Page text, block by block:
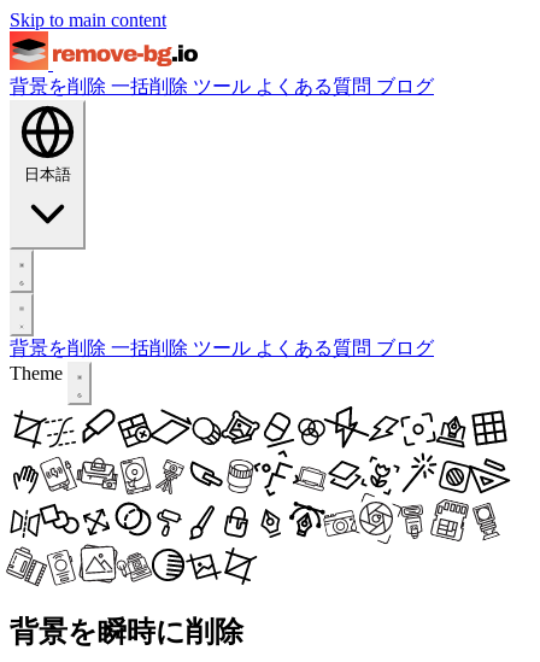
Skip to main content
背景を削除 一括削除 ツール よくある質問 ブログ
日本語
背景を削除 一括削除 ツール よくある質問 ブログ
Theme
背景を瞬時に削除